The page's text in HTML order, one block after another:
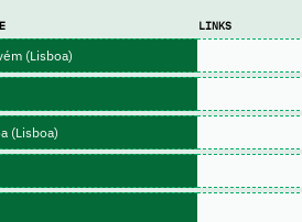
LINKS
(Lisboa)
(Lisboa)